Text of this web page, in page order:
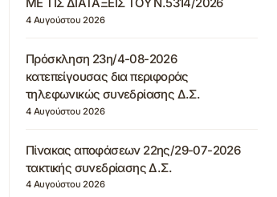
4 Αυγούστου 2026
Πρόσκληση 23η/4-08-2026
κατεπείγουσας δια περιφοράς
τηλεφωνικώς συνεδρίασης Δ.Σ.
4 Αυγούστου 2026
Πίνακας αποφάσεων 22ης/29-07-2026
τακτικής συνεδρίασης Δ.Σ.
4 Αυγούστου 2026